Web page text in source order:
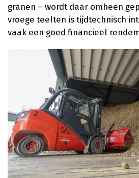
granen – wordt daar omheen
vroege teelten is tijdtechnisch
vaak een goed financieel